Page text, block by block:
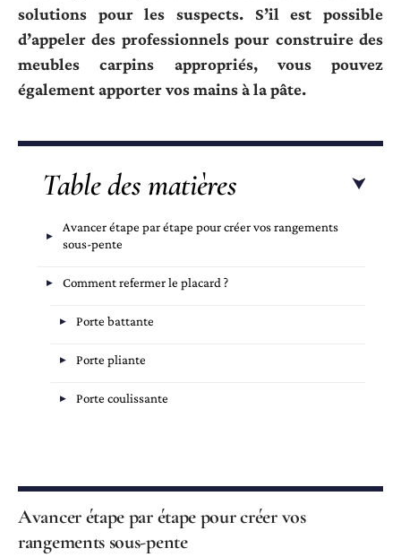
solutions pour les suspects. S’il est possible
d’appeler des professionnels pour construire des
meubles carpins appropriés, vous pouvez
également apporter vos mains à la pâte.
Table des matières
Avancer étape par étape pour créer vos rangements
sous-pente
Comment refermer le placard ?
Porte battante
Porte pliante
Porte coulissante
Avancer étape par étape pour créer vos
rangements sous-pente